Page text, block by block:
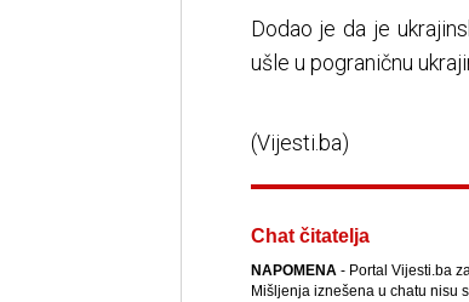
Dodao je da je
ušle u pograničnu
(Vijesti.ba)
Chat čitatelja
NAPOMENA- Portal Vijesti.ba
Mišljenja iznešena u chatu nisu